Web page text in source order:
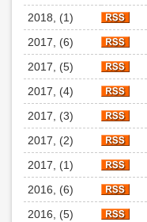
2018, (1)
2017, (6)
2017, (5)
2017, (4)
2017, (3)
2017, (2)
2017, (1)
2016, (6)
2016, (5)